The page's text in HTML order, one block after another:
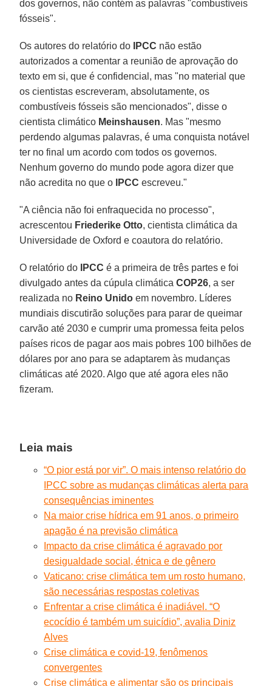
dos governos, não contém as palavras "combustíveis
fósseis".
Os autores do relatório do IPCC não estão
autorizados a comentar a reunião de aprovação do
texto em si, que é confidencial, mas "no material que
os cientistas escreveram, absolutamente, os
combustíveis fósseis são mencionados", disse o
cientista climático Meinshausen. Mas "mesmo
perdendo algumas palavras, é uma conquista notável
ter no final um acordo com todos os governos.
Nenhum governo do mundo pode agora dizer que
não acredita no que o
IPCC escreveu."
"A ciência não foi enfraquecida no processo",
acrescentou Friederike Otto, cientista climática da
Universidade de Oxford e coautora do relatório.
O relatório do IPCC é a primeira de três partes e foi
divulgado antes da cúpula climáticaCOP26, a ser
realizada no Reino Unido em novembro. Líderes
mundiais discutirão soluções para parar de queimar
carvão até 2030 e cumprir uma promessa feita pelos
países ricos de pagar aos mais pobres 100 bilhões de
dólares por ano para se adaptarem às mudanças
climáticas até 2020. Algo que até agora eles não
fizeram.
Leia mais
“O pior está por vir”. O mais intenso relatório do
IPCC sobre as mudanças climáticas alerta para
consequências iminentes
Na maior crise hídrica em 91 anos, o primeiro
apagão é na previsão climática
Impacto da crise climática é agravado por
desigualdade social, étnica e de gênero
Vaticano: crise climática tem um rosto humano,
são necessárias respostas coletivas
Enfrentar a crise climática é inadiável. “O
ecocídio é também um suicídio”, avalia Diniz
Alves
Crise climática e covid-19, fenômenos
convergentes
Crise climática e alimentar são os principais